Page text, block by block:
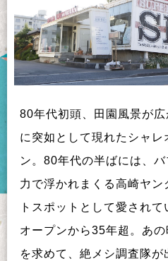
80年代初頭 田園風景が広
に 突如 と して現れた シ ャ レ
ン 。 80年代の半ばに は バ
力 で浮かれ ま く る高崎ヤ ン
ト ス ポ ッ ト と して愛 さ れて
オープンから35年超 。 あの
を求めて 絶 メ シ調査隊が